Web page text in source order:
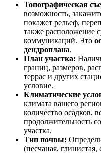
Топографическая
возможность,
покажет рельеф,
также расположение
коммуникаций. Это
дендроплана.
План участка:
границ, размеров,
террас и других
условие.
Климатические
климата вашего
количество осадков,
продолжительность
участка.
Тип почвы:
(песчаная, глинистая,